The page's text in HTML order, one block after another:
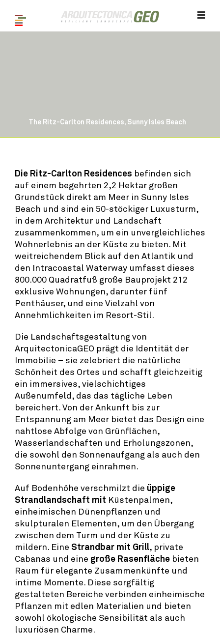
The Ritz-Carlton Residences, Sunny Isles Beach
Die Ritz-Carlton Residences befinden sich
auf einem begehrten 2,2 Hektar großen
Grundstück direkt am Meer in Sunny Isles
Beach und sind ein 50-stöckiger Luxusturm,
in dem Architektur und Landschaft
zusammenkommen, um ein unvergleichliches
Wohnerlebnis an der Küste zu bieten. Mit
weitreichendem Blick auf den Atlantik und
den Intracoastal Waterway umfasst dieses
800.000 Quadratfuß große Bauprojekt 212
exklusive Wohnungen, darunter fünf
Penthäuser, und eine Vielzahl von
Annehmlichkeiten im Resort-Stil.
Die Landschaftsgestaltung von
ArquitectonicaGEO prägt die Identität der
Immobilie – sie zelebriert die natürliche
Schönheit des Ortes und schafft gleichzeitig
ein immersives, vielschichtiges
Außenumfeld, das das tägliche Leben
bereichert. Von der Ankunft bis zur
Entspannung am Meer bietet das Design eine
nahtlose Abfolge von Grünflächen,
Wasserlandschaften und Erholungszonen,
die sowohl den Sonnenaufgang als auch den
Sonnenuntergang einrahmen.
Auf Bodenhöhe verschmilzt die üppige
Strandlandschaft mit Küstenpalmen,
einheimischen Dünenpflanzen und
skulpturalen Elementen, um den Übergang
zwischen dem Turm und der Küste zu
mildern. Eine Strandbar mit Grill, private
Cabanas und eine große Rasenfläche bieten
Raum für elegante Zusammenkünfte und
intime Momente. Diese sorgfältig
gestalteten Bereiche verbinden einheimische
Pflanzen mit edlen Materialien und bieten
sowohl ökologische Sensibilität als auch
luxuriösen Charme.